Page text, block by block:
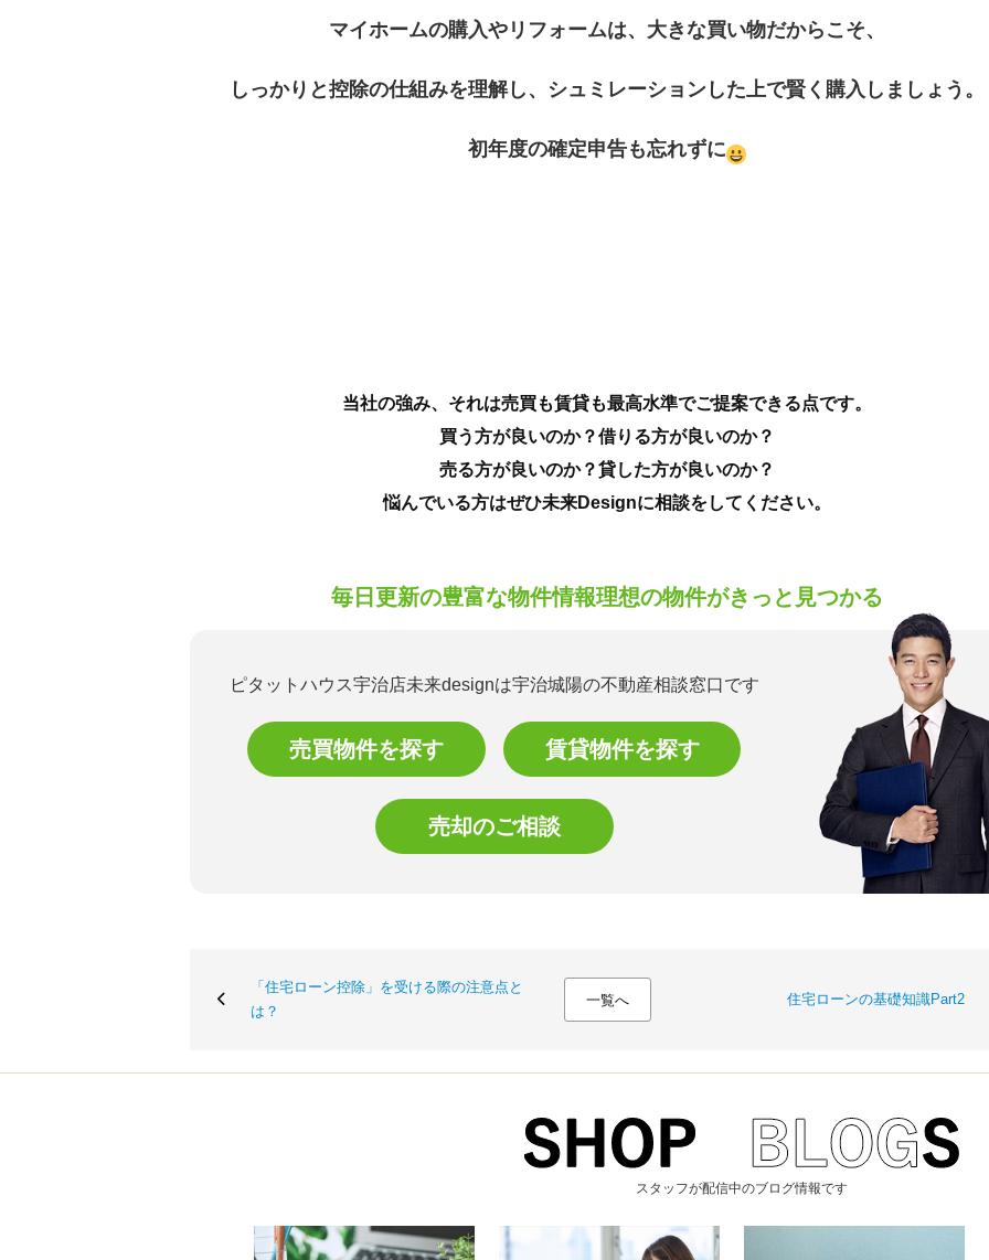
マイホームの購入やリフォームは、大きな買い物だからこそ、
しっかりと控除の仕組みを理解し、シュミレーションした上で賢く購入しましょう。
初年度の確定申告も忘れずに
当社の強み、それは売買も賃貸も最高水準でご提案できる点です。
買う方が良いのか？借りる方が良いのか？
売る方が良いのか？貸した方が良いのか？
悩んでいる方はぜひ未来Designに相談をしてください。
毎日更新の豊富な物件情報理想の物件がきっと見つかる
ピタットハウス宇治店未来designは宇治城陽の不動産相談窓口です
売買物件を探す 賃貸物件を探す
売却のご相談
「住宅ローン控除」を受ける際の注意点と
は？
一覧へ 住宅ローンの基礎知識Part2
スタッフが配信中のブログ情報です